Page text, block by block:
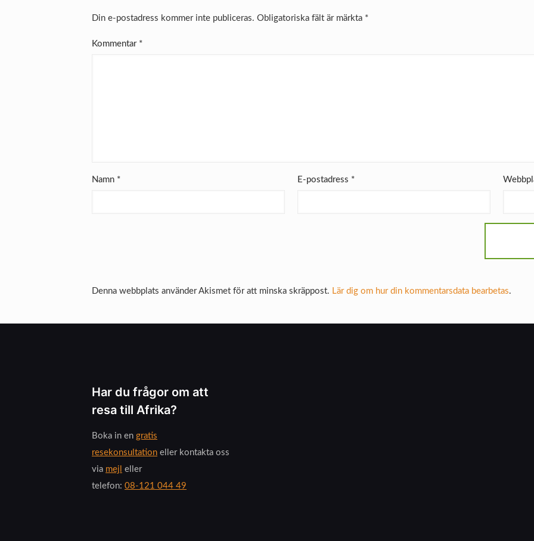
Din e-postadress kommer inte publiceras. Obligatoriska fält är märkta *
Kommentar *
Namn * E-postadress *
Denna webbplats använder Akismet för att minska skräppost. Lär dig om hur din kommentarsdata bearbetas.
Har du frågor om att
resa till Afrika?
Boka in en gratis
resekonsultation eller kontakta oss
via mejl eller
telefon: 08-121 044 49